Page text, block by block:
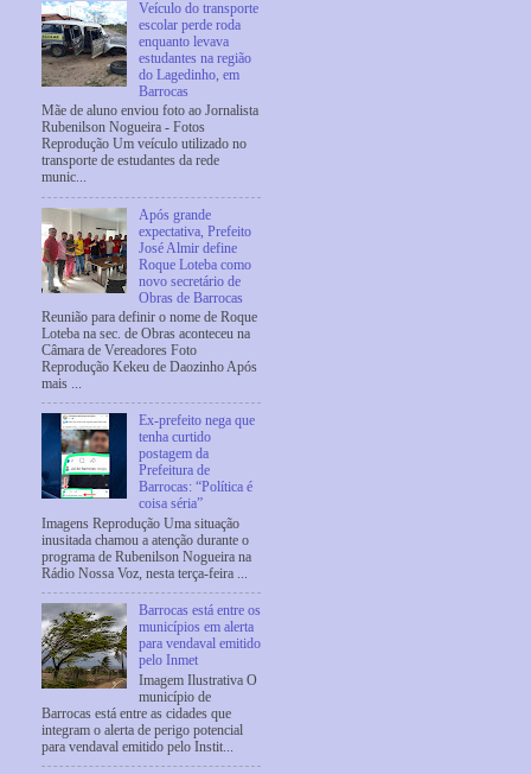
Veículo do transporte
escolar perde roda
enquanto levava
estudantes na região
do Lagedinho, em
Barrocas
Mãe de aluno enviou foto ao Jornalista
Rubenilson Nogueira - Fotos
Reprodução Um veículo utilizado no
transporte de estudantes da rede
munic...
Após grande
expectativa, Prefeito
José Almir define
Roque Loteba como
novo secretário de
Obras de Barrocas
Reunião para definir o nome de Roque
Loteba na sec. de Obras aconteceu na
Câmara de Vereadores Foto
Reprodução Kekeu de Daozinho Após
mais ...
Ex-prefeito nega que
tenha curtido
postagem da
Prefeitura de
Barrocas: “Política é
coisa séria”
Imagens Reprodução Uma situação
inusitada chamou a atenção durante o
programa de Rubenilson Nogueira na
Rádio Nossa Voz, nesta terça-feira ...
Barrocas está entre os
municípios em alerta
para vendaval emitido
pelo Inmet
Imagem Ilustrativa O
município de
Barrocas está entre as cidades que
integram o alerta de perigo potencial
para vendaval emitido pelo Instit...